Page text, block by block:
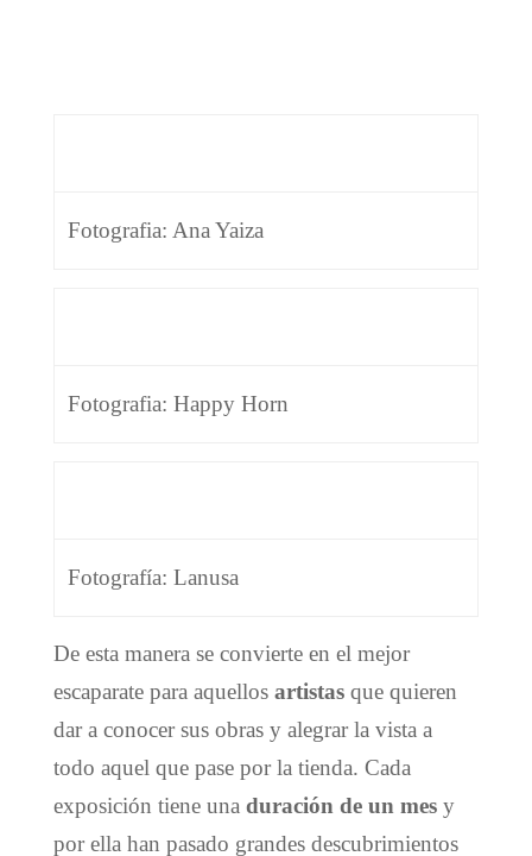
Fotografia: Ana Yaiza
Fotografia: Happy Horn
Fotografía: Lanusa
De esta manera se convierte en el mejor
escaparate para aquellos artistasque quieren
dar a conocer sus obras y alegrar la vista a
todo aquel que pase por la tienda. Cada
exposición tiene una duración de un mesy
por ella han pasado grandes descubrimientos